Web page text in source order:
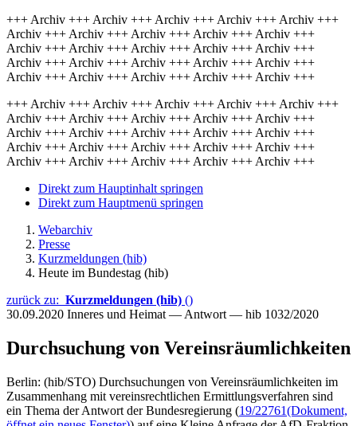
+++ Archiv +++ Archiv +++ Archiv +++ Archiv +++ Archiv +++
Archiv +++ Archiv +++ Archiv +++ Archiv +++ Archiv +++
Archiv +++ Archiv +++ Archiv +++ Archiv +++ Archiv +++
Archiv +++ Archiv +++ Archiv +++ Archiv +++ Archiv +++
Archiv +++ Archiv +++ Archiv +++ Archiv +++ Archiv +++
+++ Archiv +++ Archiv +++ Archiv +++ Archiv +++ Archiv +++
Archiv +++ Archiv +++ Archiv +++ Archiv +++ Archiv +++
Archiv +++ Archiv +++ Archiv +++ Archiv +++ Archiv +++
Archiv +++ Archiv +++ Archiv +++ Archiv +++ Archiv +++
Archiv +++ Archiv +++ Archiv +++ Archiv +++ Archiv +++
Direkt zum Hauptinhalt springen
Direkt zum Hauptmenü springen
Webarchiv
Presse
Kurzmeldungen (hib)
Heute im Bundestag (hib)
zurück zu: Kurzmeldungen (hib) ()
30.09.2020 Inneres und Heimat — Antwort — hib 1032/2020
Durchsuchung von Vereinsräumlichkeiten
Berlin: (hib/STO) Durchsuchungen von Vereinsräumlichkeiten im
Zusammenhang mit vereinsrechtlichen Ermittlungsverfahren sind
ein Thema der Antwort der Bundesregierung (19/22761(Dokument,